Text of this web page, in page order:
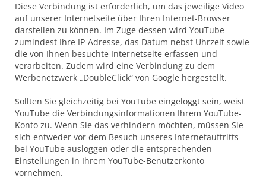
Diese Verbindung ist erforderlich, um das jeweilige Video
auf unserer Internetseite über Ihren Internet-Browser
darstellen zu können. Im Zuge dessen wird YouTube
zumindest Ihre IP-Adresse, das Datum nebst Uhrzeit sowie
die von Ihnen besuchte Internetseite erfassen und
verarbeiten. Zudem wird eine Verbindung zu dem
Werbenetzwerk „DoubleClick“ von Google hergestellt.
Sollten Sie gleichzeitig bei YouTube eingeloggt sein, weist
YouTube die Verbindungsinformationen Ihrem YouTube-
Konto zu. Wenn Sie das verhindern möchten, müssen Sie
sich entweder vor dem Besuch unseres Internetauftritts
bei YouTube ausloggen oder die entsprechenden
Einstellungen in Ihrem YouTube-Benutzerkonto
vornehmen.